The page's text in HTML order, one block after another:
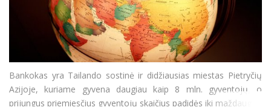
Bankokas yra Tailando sostinė ir didžiausias miestas Pietryčių
Azijoje, kuriame gyvena daugiau kaip 8 mln. gyventojų, o
prijungus priemiesčius gyventojų skaičius padidės iki maždaug iki